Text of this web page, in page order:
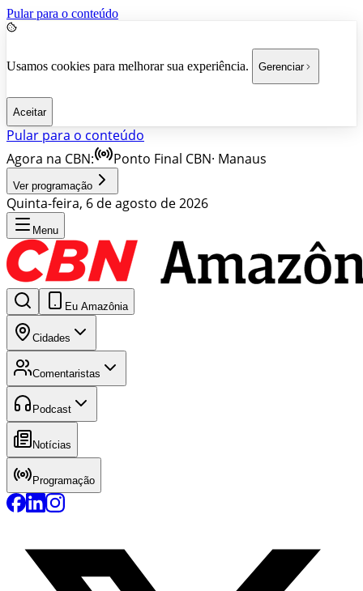
Pular para o conteúdo
Usamos cookies para melhorar sua experiência. Gerenciar
Aceitar
Pular para o conteúdo
Agora na CBN:
Ponto Final CBN· Manaus
Ver programação
Quinta-feira, 6 de agosto de 2026
Menu
Eu Amazônia
Cidades
Comentaristas
Podcast
Notícias
Programação